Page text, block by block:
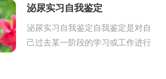
结以往思想，发扬成绩，让我们一
泌尿实习自我鉴定
泌尿实习自我鉴定自我鉴定是对自
己过去某一阶段的学习或工作进行